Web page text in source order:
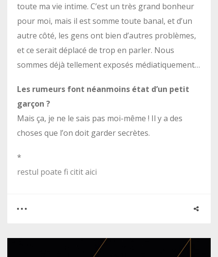
toute ma vie intime. C’est un très grand bonheur
pour moi, mais il est somme toute banal, et d’un
autre côté, les gens ont bien d’autres problèmes,
et ce serait déplacé de trop en parler. Nous
sommes déjà tellement exposés médiatiquement…
Les rumeurs font néanmoins état d’un petit
garçon ?
Mais ça, je ne le sais pas moi-même ! Il y a des
choses que l’on doit garder secrètes.
*
restul poate fi citit aici